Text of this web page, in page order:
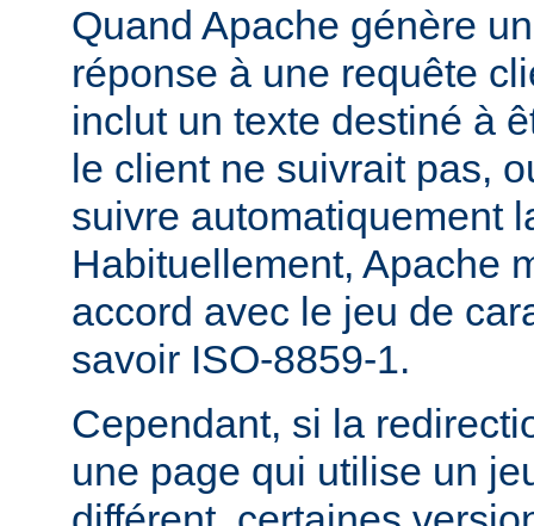
Quand Apache génère
réponse à une requête
inclut un texte destiné à
le client ne suivrait pas,
suivre automatiquement
Habituellement, Apache
accord avec le jeu de
savoir ISO-8859-1.
Cependant, si la
une page qui utilise un